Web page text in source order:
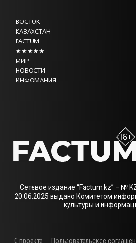
ВОСТОК
КАЗАХСТАН
FACTUM
★★★★★
МИР
НОВОСТИ
ИНФОМАНИЯ
Сетевое издание “Factum.kz” – №
20.06.2025 выдано Комитетом
культуры и
О проекте Пользовательское